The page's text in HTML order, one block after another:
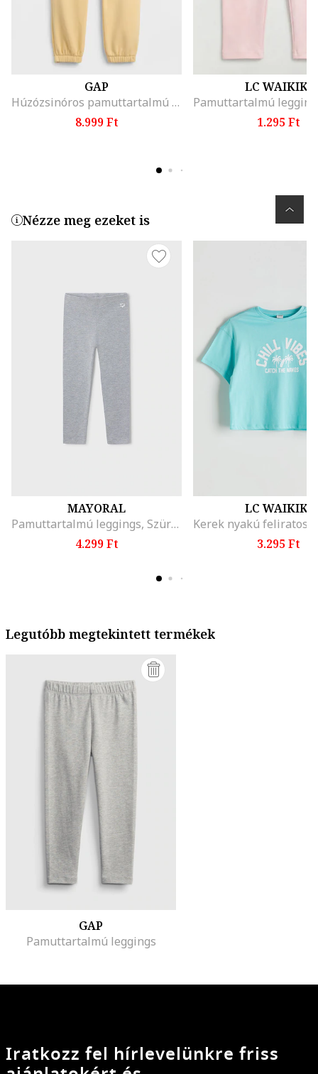
GAP
Húzózsinóros pamuttartalmú szabadidőnadrág, Halványsárga
8.999 Ft
LC WAIKIKI
1.295 Ft
Nézze meg ezeket is
MAYORAL
Pamuttartalmú leggings, Szürke
4.299 Ft
LC WAIKIKI
3.295 Ft
Legutóbb megtekintett termékek
GAP
Pamuttartalmú leggings
Iratkozz fel hírlevelünkre friss